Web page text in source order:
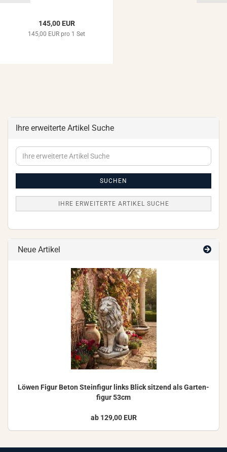
145,00 EUR
145,00 EUR pro 1 Set
Ihre erweiterte Artikel Suche
Ihre
erweiterte
SUCHEN
IHRE ERWEITERTE ARTIKEL SUCHE
Neue Artikel
Löwen Figur Beton Stein­fi­gur links Blick sit­zend als Gar­ten­
fi­gur 53cm
ab 129,00 EUR